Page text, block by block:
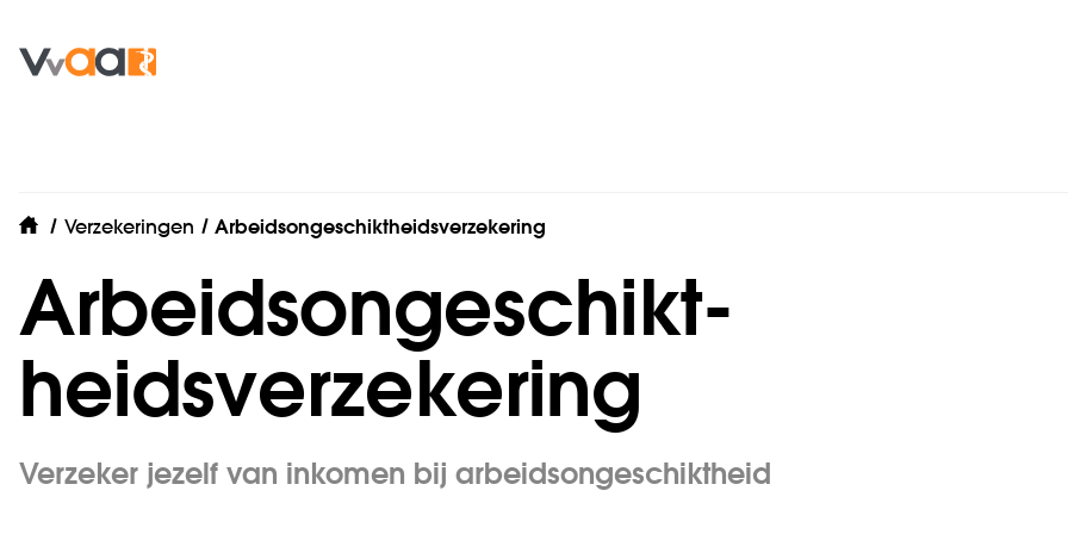
home
Verzekeringen Arbeidsongeschiktheidsverzekering
Arbeids­­­ongeschikt­­
heids­­verzekering
Verzeker jezelf van inkomen bij arbeidsongeschiktheid